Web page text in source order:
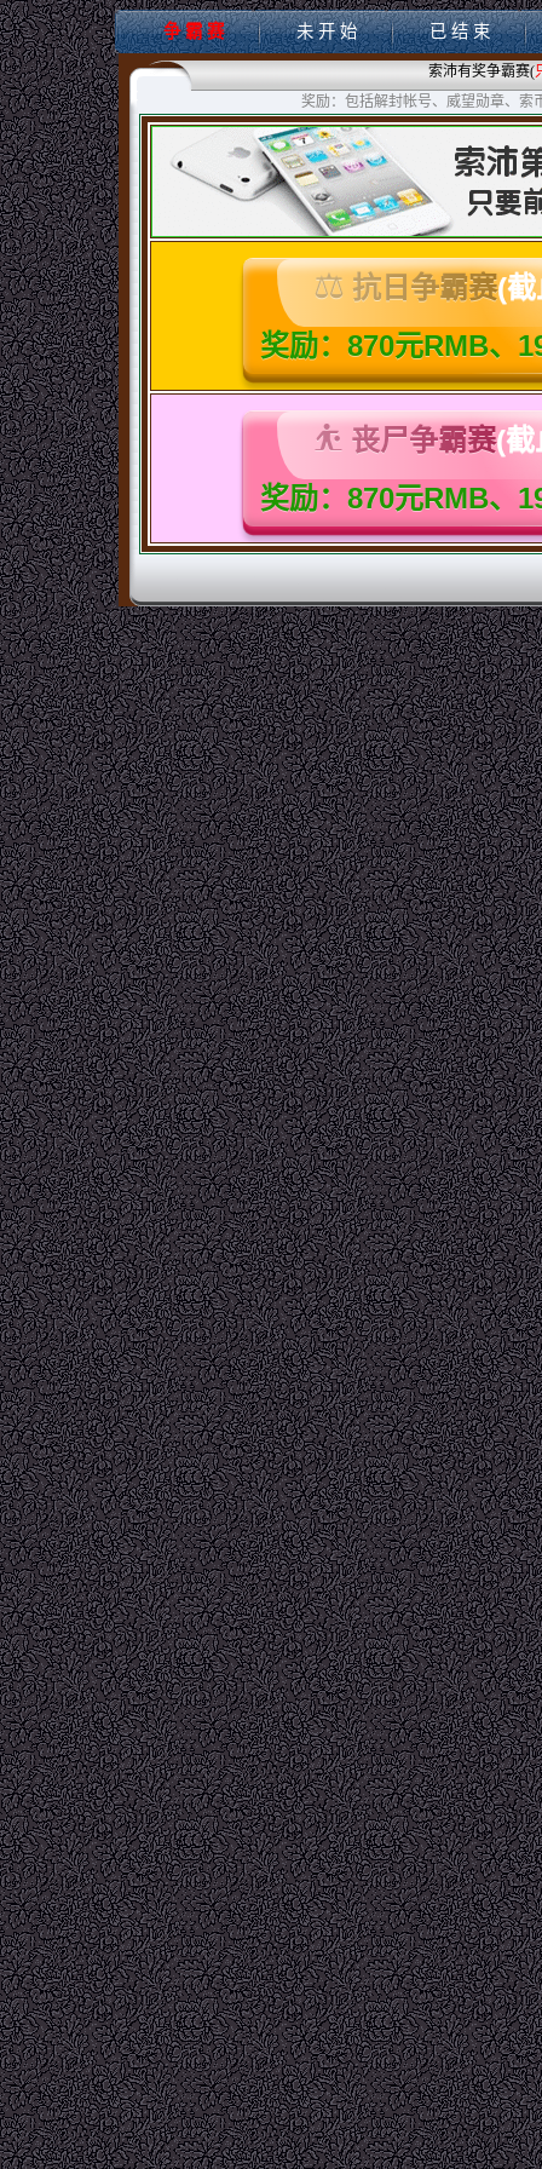
争 霸 赛 未 开 始 已 结 束
索沛有奖争霸赛(
奖励：包括解封帐号、威望勋章、索
抗日争霸赛(截
奖励：870元RMB、
丧尸争霸赛(截
奖励：870元RMB、